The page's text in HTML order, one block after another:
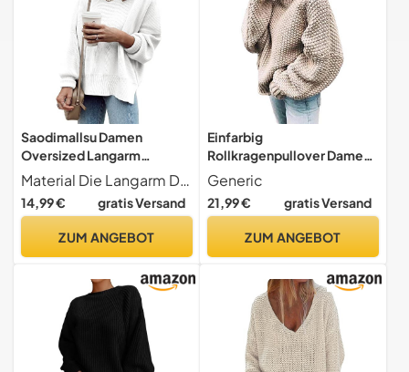
Saodimallsu Damen
Oversized Langarm
Pullover Gerippter Rundhals
Sweater Seitenschlitz
Strickpullover für Herbst
Material Die Langarm Damenpullover bestehen aus super bequem und leichtem Material und gestalten Sie Ihren Kleiderschrank in Herbst und Winter.
14,99 € gratis Versand
ZUM ANGEBOT
Einfarbig
Rollkragenpullover Damen,
Pullover Damen Winter
Elegant, Lose Casual
Tailliertes Langarm
Thermo Winterpullover
Grobmaschig Pullover
Damen, Khaki 3XL
Generic
21,99 € gratis Versand
ZUM ANGEBOT